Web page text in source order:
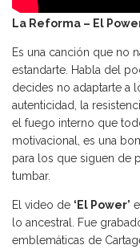
La Reforma – El
Es una canción que no
estandarte. Habla del
decides no adaptarte a
autenticidad, la
el fuego interno que
motivacional, es una
para los que siguen de
tumbar.
El video de ‘El Power’
lo ancestral. Fue
emblemáticas de